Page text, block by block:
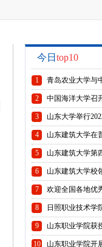
今日 top10
1 青岛农业大学与
镇召开科技合作
2 中国海洋大学召
奖学金评审会
3 山东大学举行
结业典礼
4 山东建筑大学在
学创新大赛中喜
5 山东建筑大学第
认真讨论“两委”
6 山东建筑大学校
食品安全检查工
7 欢迎全国各地优
大学
8 日照职业技术学
工作室接待日活
9 山东职业学院获
墨学院”
10 山东职业学院开